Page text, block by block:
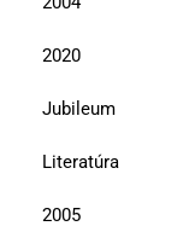
2020
Jubileum
Literatúra
2005